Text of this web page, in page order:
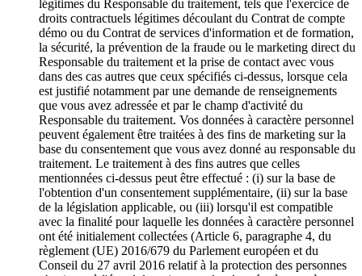
légitimes du Responsable du traitement, tels que l'exercice de
droits contractuels légitimes découlant du Contrat de compte
démo ou du Contrat de services d'information et de formation,
la sécurité, la prévention de la fraude ou le marketing direct du
Responsable du traitement et la prise de contact avec vous
dans des cas autres que ceux spécifiés ci-dessus, lorsque cela
est justifié notamment par une demande de renseignements
que vous avez adressée et par le champ d'activité du
Responsable du traitement. Vos données à caractère personnel
peuvent également être traitées à des fins de marketing sur la
base du consentement que vous avez donné au responsable du
traitement. Le traitement à des fins autres que celles
mentionnées ci-dessus peut être effectué : (i) sur la base de
l'obtention d'un consentement supplémentaire, (ii) sur la base
de la législation applicable, ou (iii) lorsqu'il est compatible
avec la finalité pour laquelle les données à caractère personnel
ont été initialement collectées (Article 6, paragraphe 4, du
règlement (UE) 2016/679 du Parlement européen et du
Conseil du 27 avril 2016 relatif à la protection des personnes